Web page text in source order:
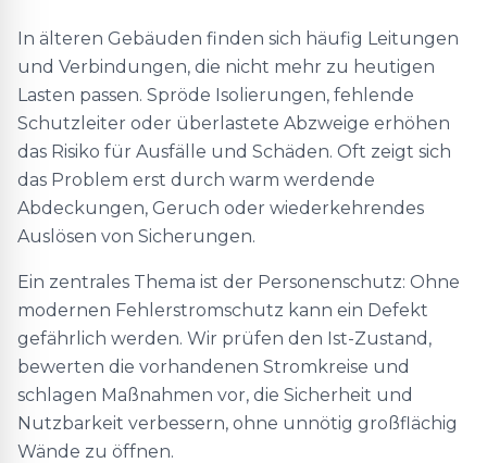
In älteren Gebäuden finden sich häufig Leitungen
und Verbindungen, die nicht mehr zu heutigen
Lasten passen. Spröde Isolierungen, fehlende
Schutzleiter oder überlastete Abzweige erhöhen
das Risiko für Ausfälle und Schäden. Oft zeigt sich
das Problem erst durch warm werdende
Abdeckungen, Geruch oder wiederkehrendes
Auslösen von Sicherungen.
Ein zentrales Thema ist der Personenschutz: Ohne
modernen Fehlerstromschutz kann ein Defekt
gefährlich werden. Wir prüfen den Ist-Zustand,
bewerten die vorhandenen Stromkreise und
schlagen Maßnahmen vor, die Sicherheit und
Nutzbarkeit verbessern, ohne unnötig großflächig
Wände zu öffnen.